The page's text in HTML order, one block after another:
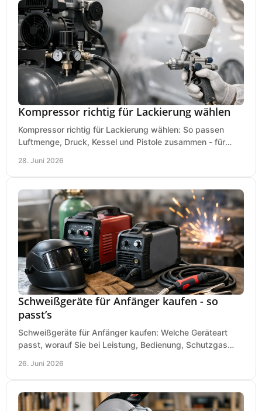
Kompressor richtig für Lackierung wählen
Kompressor richtig für Lackierung wählen: So passen
Luftmenge, Druck, Kessel und Pistole zusammen - für
28. Juni 2026
Schweißgeräte für Anfänger kaufen - so
passt’s
Schweißgeräte für Anfänger kaufen: Welche Geräteart
passt, worauf Sie bei Leistung, Bedienung, Schutzgas
26. Juni 2026